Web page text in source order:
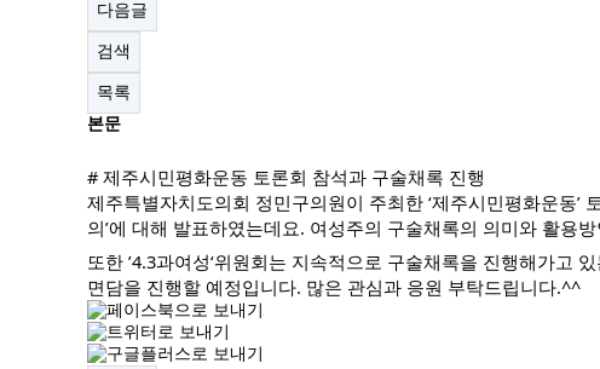
다음글
검색
목록
본문
# 제주시민평화운동 토론회 참석과 구술채록 진행
제주특별자치도의회 정민구의원이 주최한 ‘제주시민평화운동’
의’에 대해 발표하였는데요. 여성주의 구술채록의 의미와 활용
또한 ’4.3과여성‘위원회는 지속적으로 구술채록을 진행해가고
면담을 진행할 예정입니다. 많은 관심과 응원 부탁드립니다.^^